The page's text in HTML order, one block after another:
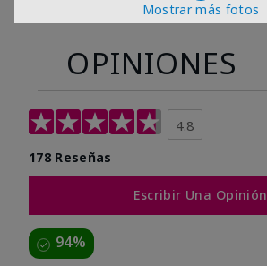
Mostrar más fotos
OPINIONES
4.8
178 Reseñas
Escribir Una Opinión
94%